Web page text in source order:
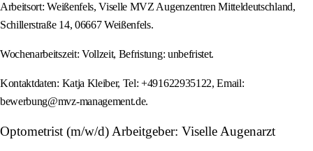
Arbeitsort: Weißenfels, Viselle MVZ Augenzentren Mitteldeutschland,
Schillerstraße 14, 06667 Weißenfels.
Wochenarbeitszeit: Vollzeit, Befristung: unbefristet.
Kontaktdaten: Katja Kleiber, Tel: +491622935122, Email:
bewerbung@mvz-management.de.
Optometrist (m/w/d) Arbeitgeber: Viselle Augenarzt